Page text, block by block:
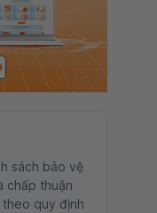
sách bảo vệ
chấp thuận
theo quy định